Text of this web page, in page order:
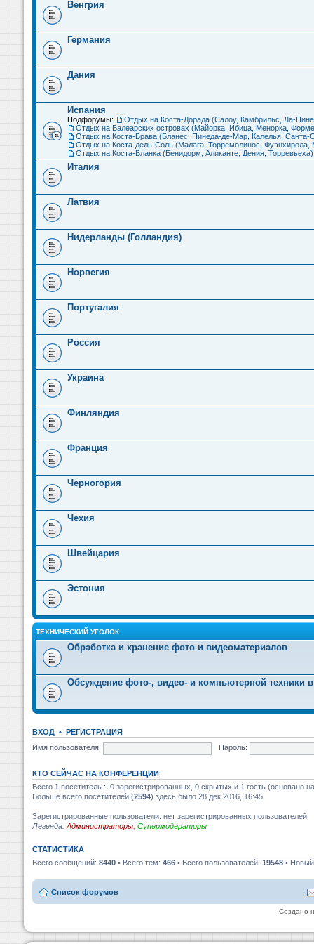
Венгрия
Германия
Дания
Испания
Подфорумы: Отдых на Коста-Дорада (Салоу, Камбрильс, Ла-
Отдых на Балеарских островах (Майорка, Ибица, Менорка,
Отдых на Коста-Брава (Бланес, Пинеда-де-Мар, Калелья, Санта-
Отдых на Коста-дель-Соль (Малага, Торремолинос, Фуэнхирола,
Отдых на Коста-Бланка (Бенидорм, Аликанте, Дения, Торревьеха)
Италия
Латвия
Нидерланды (Голландия)
Норвегия
Португалия
Россия
Украина
Финляндия
Франция
Черногория
Чехия
Швейцария
Эстония
ТЕХНИЧЕСКИЙ УГОЛОК
Обработка и хранение фото и видеоматериалов
Обсуждение фото-, видео- и компьютерной техники в
ВХОД • РЕГИСТРАЦИЯ
Имя пользователя:
Пароль:
КТО СЕЙЧАС НА КОНФЕРЕНЦИИ
Всего 1 посетитель :: 0 зарегистрированных, 0 скрытых и 1 гость (основано
Больше всего посетителей (2594) здесь было 28 дек 2016, 16:45
Зарегистрированные пользователи: нет зарегистрированных пользователей
Легенда: Администраторы Супермодераторы
СТАТИСТИКА
Всего сообщений: 8440 • Всего тем: 466 • Всего пользователей: 19548 •
Список форумов
Создано